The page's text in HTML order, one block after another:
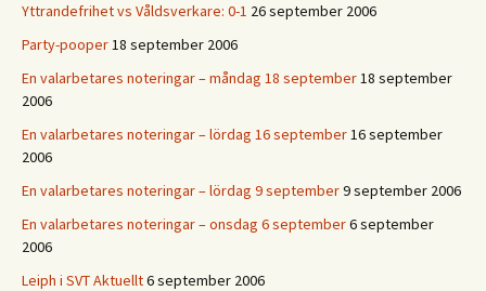
Yttrandefrihet vs Våldsverkare: 0-1 26 september 2006
Party-pooper18 september 2006
En valarbetares noteringar – måndag 18 september18 september
2006
En valarbetares noteringar – lördag 16 september16 september
2006
En valarbetares noteringar – lördag 9 september9 september 2006
En valarbetares noteringar – onsdag 6 september6 september
2006
Leiph i SVT Aktuellt6 september 2006